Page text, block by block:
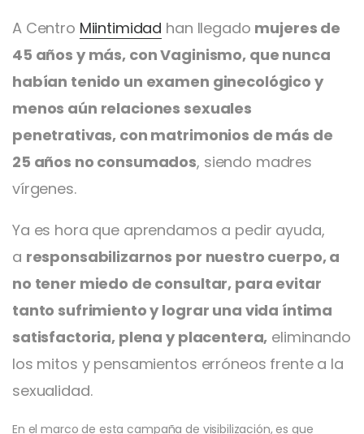
A Centro Miintimidad han llegado mujeres de
45 años y más, con Vaginismo, que nunca
habían tenido un examen ginecológico y
menos aún relaciones sexuales
penetrativas, con matrimonios de más de
25 años no consumados, siendo madres
vírgenes.
Ya es hora que aprendamos a pedir ayuda,
a responsabilizarnos por nuestro cuerpo, a
no tener miedo de consultar, para evitar
tanto sufrimiento y lograr una vida íntima
satisfactoria, plena y placentera, eliminando
los mitos y pensamientos erróneos frente a la
sexualidad.
En el marco de esta campaña de visibilización, es que